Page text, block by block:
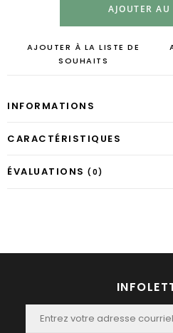
AJOUTER AU
AJOUTER À LA LISTE DE
SOUHAITS
INFORMATIONS
CARACTÉRISTIQUES
ÉVALUATIONS (0)